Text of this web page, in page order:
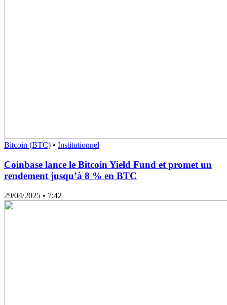
Bitcoin (BTC) • Institutionnel
Coinbase lance le Bitcoin Yield Fund et promet un
rendement jusqu’à 8 % en BTC
29/04/2025 • 7:42